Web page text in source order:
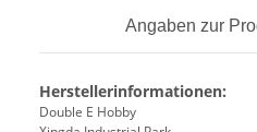
Angaben zur
Herstellerinformationen:
Double E Hobby